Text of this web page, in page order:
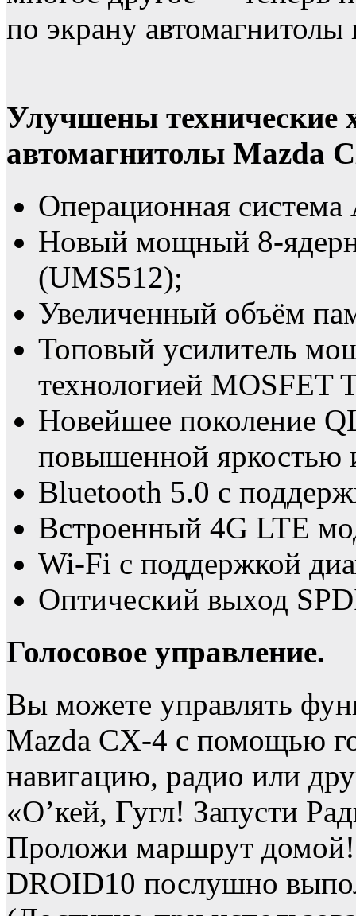
по экрану
Улучшены технические
автомагнитолы Mazda
Операционная
Новый мощный 8-
(UMS512);
Увеличенный объём
Топовый усилитель
технологией
Новейшее поколение
повышенной яркостью
Bluetooth 5.0 с
Встроенный 4G LTE
Wi-Fi с поддержкой
Оптический выход
Голосовое управление.
Вы можете управлять
Mazda CX-4 с помощью
навигацию, радио или
«О’кей, Гугл! Запусти
Проложи маршрут
DROID10 послушно